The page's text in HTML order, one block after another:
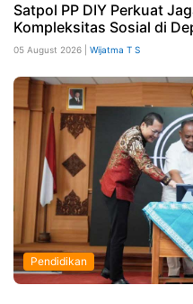
Satpol PP DIY Perkuat
Kompleksitas Sosial di
05 August 2026 | Wijatma T S
Pendidikan